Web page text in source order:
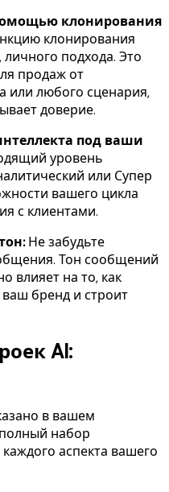
клонирования
клонирования
личного подхода. Это
продаж от
или любого сценария,
доверие.
под ваши
уровень
или Супер
вашего цикла
с клиентами.
Не забудьте
Тон сообщений
влияет на то, как
бренд и строит
AI:
в вашем
набор
аспекта вашего